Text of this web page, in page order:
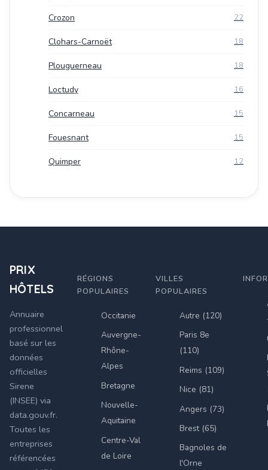
Crozon 22
Clohars-Carnoët 18
Plouguerneau 18
Loctudy 16
Concarneau 15
Fouesnant 15
Quimper 12
PRIX
HÔTELS
Annuaire
professionnel
basé sur les
données
officielles
Sirene
(INSEE) via
data.gouv.fr.
Toutes les
entreprises
référencées
RÉGIONS
POPULAIRES
Occitanie
Auvergne-
Rhône-
Alpes
Bretagne
Nouvelle-
Aquitaine
Centre-Val
de Loire
VILLES
POPULAIRES
Autre (120)
Paris 8e
(110)
Reims (109)
Nice (81)
Angers (73)
Brest (65)
Bagnoles de
l'Orne